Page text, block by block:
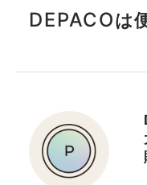
DEPACOは